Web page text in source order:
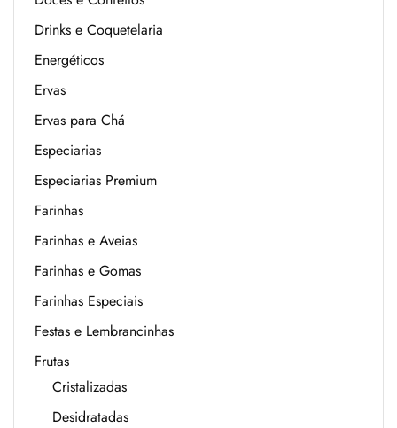
Drinks e Coquetelaria
Energéticos
Ervas
Ervas para Chá
Especiarias
Especiarias Premium
Farinhas
Farinhas e Aveias
Farinhas e Gomas
Farinhas Especiais
Festas e Lembrancinhas
Frutas
Cristalizadas
Desidratadas